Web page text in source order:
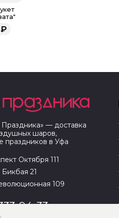
₽
» — доставка
шаров,
праздников в Уфа
Октября 111
Бикбая 21
109
94-33